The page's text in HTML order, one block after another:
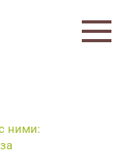
ними: